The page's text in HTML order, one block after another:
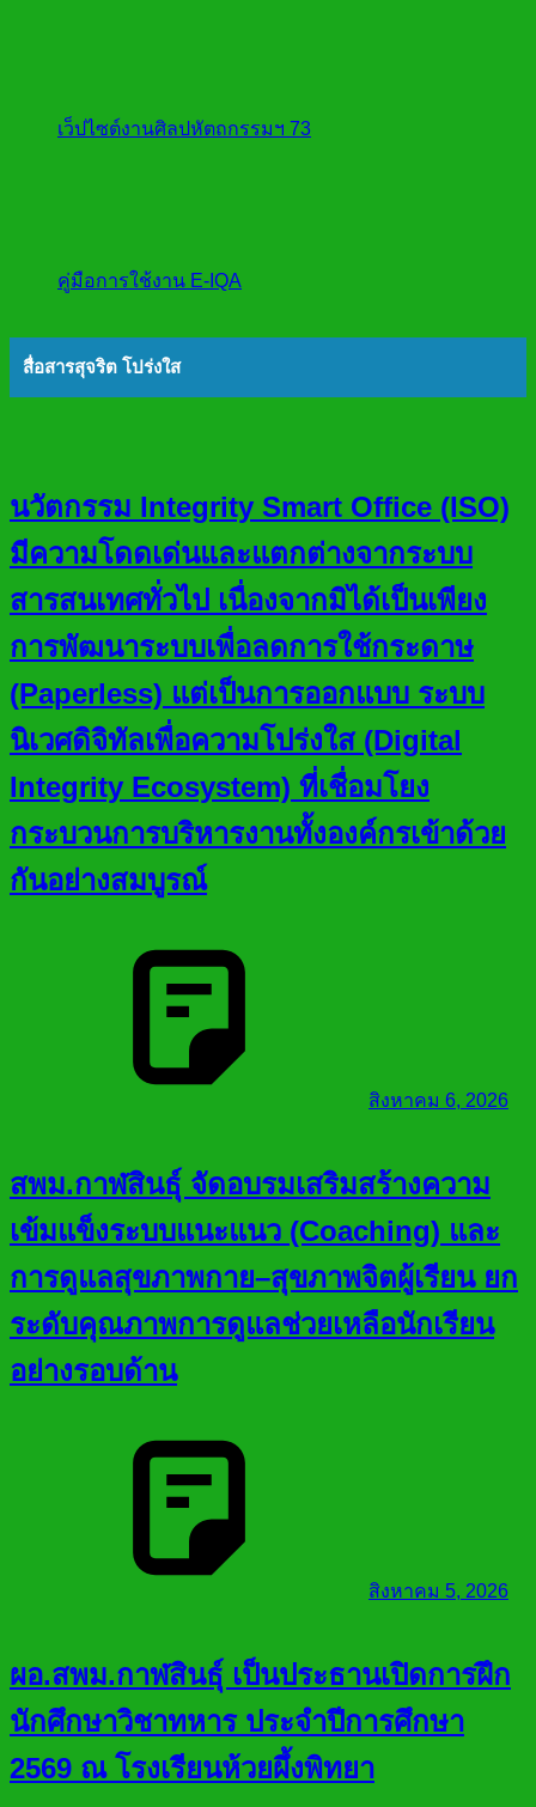
เว็ปไซต์งานศิลปหัตถกรรมฯ 73
คู่มือการใช้งาน E-IQA
สื่อสารสุจริต โปร่งใส
นวัตกรรม Integrity Smart Office (ISO)
มีความโดดเด่นและแตกต่างจากระบบ
สารสนเทศทั่วไป เนื่องจากมิได้เป็นเพียง
การพัฒนาระบบเพื่อลดการใช้กระดาษ
(Paperless) แต่เป็นการออกแบบ ระบบ
นิเวศดิจิทัลเพื่อความโปร่งใส (Digital
Integrity Ecosystem) ที่เชื่อมโยง
กระบวนการบริหารงานทั้งองค์กรเข้าด้วย
กันอย่างสมบูรณ์
สิงหาคม 6, 2026
สพม.กาฬสินธุ์ จัดอบรมเสริมสร้างความ
เข้มแข็งระบบแนะแนว (Coaching) และ
การดูแลสุขภาพกาย–สุขภาพจิตผู้เรียน ยก
ระดับคุณภาพการดูแลช่วยเหลือนักเรียน
อย่างรอบด้าน
สิงหาคม 5, 2026
ผอ.สพม.กาฬสินธุ์ เป็นประธานเปิดการฝึก
นักศึกษาวิชาทหาร ประจำปีการศึกษา
2569 ณ โรงเรียนห้วยผึ้งพิทยา